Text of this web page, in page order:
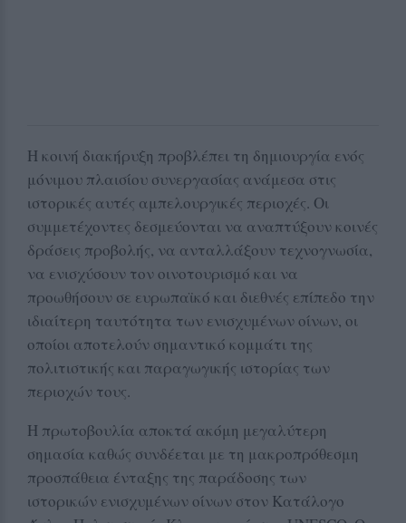
Η κοινή διακήρυξη προβλέπει τη δημιουργία ενός
μόνιμου πλαισίου συνεργασίας ανάμεσα στις
ιστορικές αυτές αμπελουργικές περιοχές. Οι
συμμετέχοντες δεσμεύονται να αναπτύξουν κοινές
δράσεις προβολής, να ανταλλάξουν τεχνογνωσία,
να ενισχύσουν τον οινοτουρισμό και να
προωθήσουν σε ευρωπαϊκό και διεθνές επίπεδο την
ιδιαίτερη ταυτότητα των ενισχυμένων οίνων, οι
οποίοι αποτελούν σημαντικό κομμάτι της
πολιτιστικής και παραγωγικής ιστορίας των
περιοχών τους.
Η πρωτοβουλία αποκτά ακόμη μεγαλύτερη
σημασία καθώς συνδέεται με τη μακροπρόθεσμη
προσπάθεια ένταξης της παράδοσης των
ιστορικών ενισχυμένων οίνων στον Κατάλογο